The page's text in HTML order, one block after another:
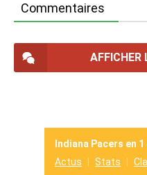
Commentaires
AFFICHER
Indiana Pacers en
Actus
Stats